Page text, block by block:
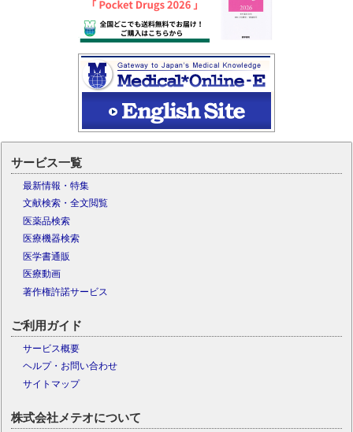
サービス一覧
最新情報・特集
文献検索・全文閲覧
医薬品検索
医療機器検索
医学書通販
医療動画
著作権許諾サービス
ご利用ガイド
サービス概要
ヘルプ・お問い合わせ
サイトマップ
株式会社メテオについて